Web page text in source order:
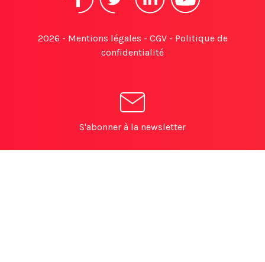
2026 - Mentions légales - CGV- Politique de
confidentialité
S'abonner à la newsletter